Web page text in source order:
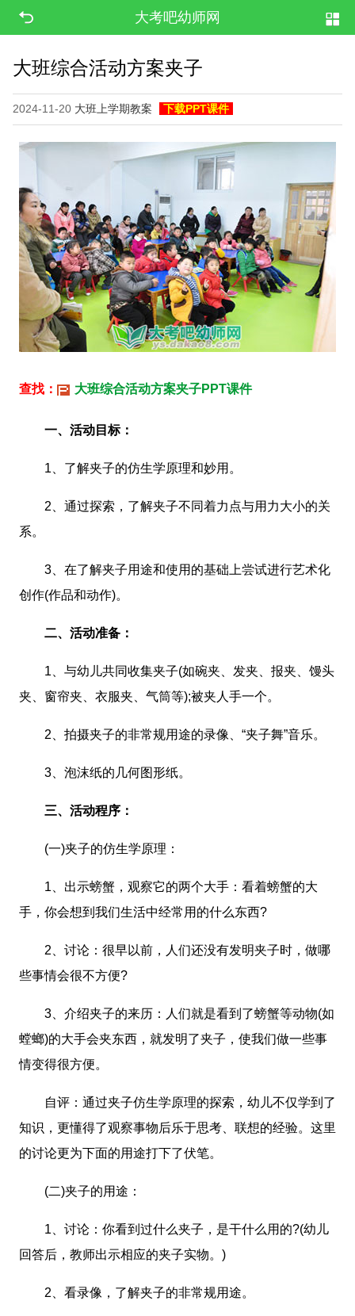
大考吧幼师网
大班综合活动方案夹子
2024-11-20 大班上学期教案 下载PPT课件
查找： 大班综合活动方案夹子PPT课件
一、活动目标：
1、了解夹子的仿生学原理和妙用。
2、通过探索，了解夹子不同着力点与用力大小的关
系。
3、在了解夹子用途和使用的基础上尝试进行艺术化
创作(作品和动作)。
二、活动准备：
1、与幼儿共同收集夹子(如碗夹、发夹、报夹、馒头
夹、窗帘夹、衣服夹、气筒等);被夹人手一个。
2、拍摄夹子的非常规用途的录像、“夹子舞”音乐。
3、泡沫纸的几何图形纸。
三、活动程序：
(一)夹子的仿生学原理：
1、出示螃蟹，观察它的两个大手：看着螃蟹的大
手，你会想到我们生活中经常用的什么东西?
2、讨论：很早以前，人们还没有发明夹子时，做哪
些事情会很不方便?
3、介绍夹子的来历：人们就是看到了螃蟹等动物(如
螳螂)的大手会夹东西，就发明了夹子，使我们做一些事
情变得很方便。
自评：通过夹子仿生学原理的探索，幼儿不仅学到了
知识，更懂得了观察事物后乐于思考、联想的经验。这里
的讨论更为下面的用途打下了伏笔。
(二)夹子的用途：
1、讨论：你看到过什么夹子，是干什么用的?(幼儿
回答后，教师出示相应的夹子实物。)
2、看录像，了解夹子的非常规用途。